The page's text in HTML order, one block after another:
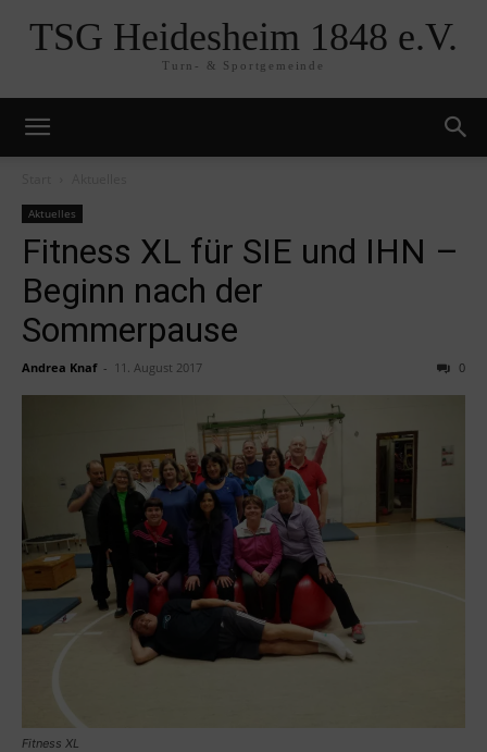
TSG Heidesheim 1848 e.V.
Turn- & Sportgemeinde
Aktuelles
Fitness XL für SIE und IHN –
Beginn nach der
Sommerpause
Andrea Knaf - 11. August 2017 0
Fitness XL